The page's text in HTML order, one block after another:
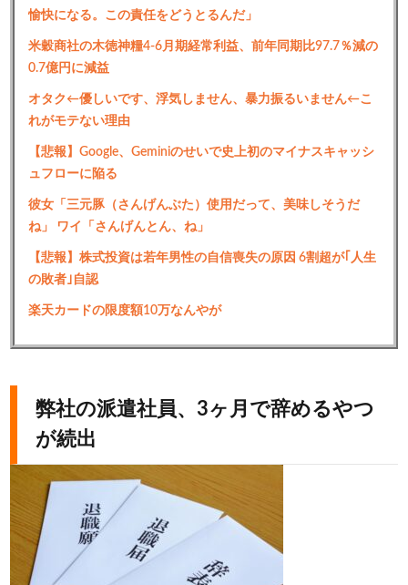
愉快になる。この責任をどうとるんだ」
米穀商社の木徳神糧4-6月期経常利益、前年同期比97.7％減の
0.7億円に減益
オタク←優しいです、浮気しません、暴力振るいません←こ
れがモテない理由
【悲報】Google、Geminiのせいで史上初のマイナスキャッシ
ュフローに陥る
彼女「三元豚（さんげんぶた）使用だって、美味しそうだ
ね」 ワイ「さんげんとん、ね」
【悲報】株式投資は若年男性の自信喪失の原因 6割超が｢人生
の敗者｣自認
楽天カードの限度額10万なんやが
弊社の派遣社員、3ヶ月で辞めるやつ
が続出